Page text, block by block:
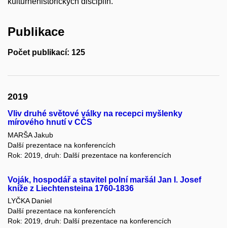
Publikace
Počet publikací: 125
2019
Vliv druhé světové války na recepci myšlenky
mírového hnutí v CČS
MARŠA Jakub
Další prezentace na konferencích
Rok: 2019, druh: Další prezentace na konferencích
Voják, hospodář a stavitel polní maršál Jan I. Josef
kníže z Liechtensteina 1760-1836
LYČKA Daniel
Další prezentace na konferencích
Rok: 2019, druh: Další prezentace na konferencích